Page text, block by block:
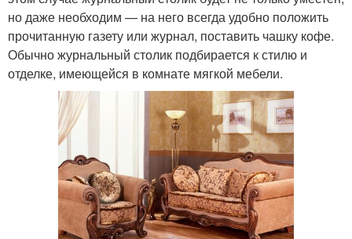
но даже необходим — на него всегда удобно положить
прочитанную газету или журнал, поставить чашку кофе.
Обычно журнальный столик подбирается к стилю и
отделке, имеющейся в комнате мягкой мебели.